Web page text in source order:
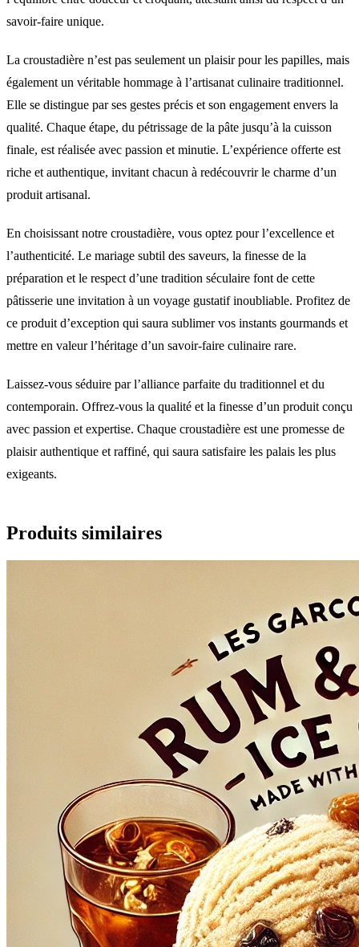
savoir-faire unique.
La croustadière n’est pas seulement un plaisir pour les papilles, mais
également un véritable hommage à l’artisanat culinaire traditionnel.
Elle se distingue par ses gestes précis et son engagement envers la
qualité. Chaque étape, du pétrissage de la pâte jusqu’à la cuisson
finale, est réalisée avec passion et minutie. L’expérience offerte est
riche et authentique, invitant chacun à redécouvrir le charme d’un
produit artisanal.
En choisissant notre croustadière, vous optez pour l’excellence et
l’authenticité. Le mariage subtil des saveurs, la finesse de la
préparation et le respect d’une tradition séculaire font de cette
pâtisserie une invitation à un voyage gustatif inoubliable. Profitez de
ce produit d’exception qui saura sublimer vos instants gourmands et
mettre en valeur l’héritage d’un savoir-faire culinaire rare.
Laissez-vous séduire par l’alliance parfaite du traditionnel et du
contemporain. Offrez-vous la qualité et la finesse d’un produit conçu
avec passion et expertise. Chaque croustadière est une promesse de
plaisir authentique et raffiné, qui saura satisfaire les palais les plus
exigeants.
Produits similaires